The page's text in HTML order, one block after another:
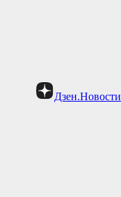
Дзен.Новости